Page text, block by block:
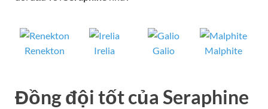
Renekton Irelia Galio Malphite
Đồng đội tốt của Seraphine